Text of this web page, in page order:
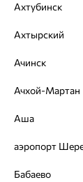
© ООО
На
ОГРН
Ахтубинск
Ахтырский
Ачинск
Ачхой-Мартан
Аша
аэропорт
Бабаево